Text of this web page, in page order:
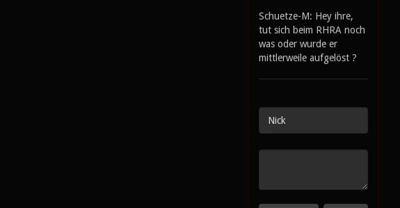
Schuetze-M: Hey ihre,
tut sich beim RHRA noch
was oder wurde er
mittlerweile aufgelöst ?